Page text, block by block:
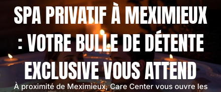
SPA PRIVATIF À MEXIMIEUX
: VOTRE BULLE DE DÉTENTE
EXCLUSIVE VOUS ATTEND
À proximité de Meximieux, Care Center vous ouvre les